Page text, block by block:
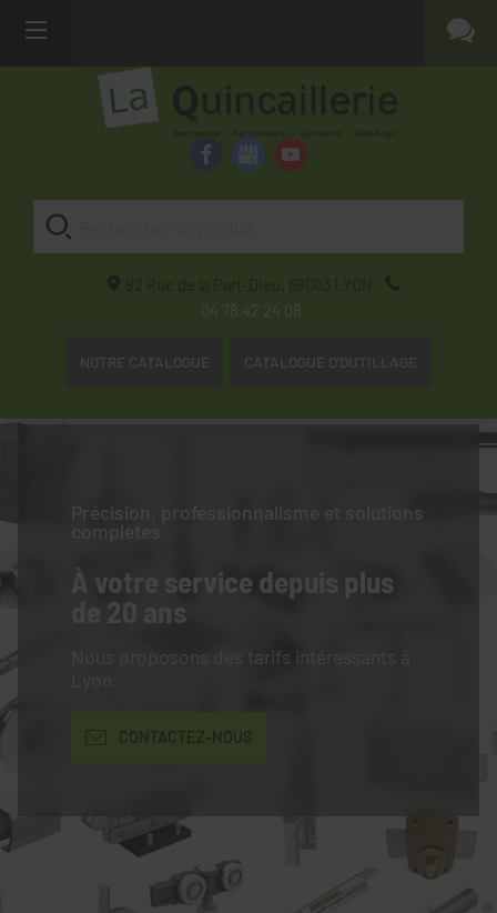
82 Rue de la Part-Dieu, 69003
LYON
04 78 42 24 08
NOTRE CATALOGUE CATALOGUE D'OUTILLAGE
Précision, professionnalisme et solutions
complètes
À votre service depuis plus
de 20 ans
Nous proposons des tarifs intéressants à
CONTACTEZ-NOUS